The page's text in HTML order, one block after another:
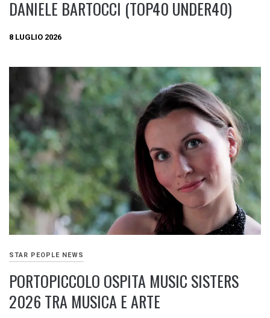
DANIELE BARTOCCI (TOP40 UNDER40)
8 LUGLIO 2026
STAR PEOPLE NEWS
PORTOPICCOLO OSPITA MUSIC SISTERS
2026 TRA MUSICA E ARTE